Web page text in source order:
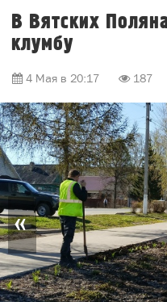
В Вятских
клумбу
4 Мая в 20:17 187
«